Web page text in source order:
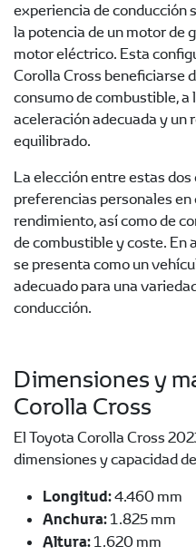
experiencia de conducción
la potencia de un motor de
motor eléctrico. Esta
Corolla Cross beneficiarse
consumo de combustible, a
aceleración adecuada y un
equilibrado.
La elección entre estas
preferencias personales
rendimiento, así como de
de combustible y coste. En
se presenta como un
adecuado para una
conducción.
Dimensiones y
Corolla Cross
El Toyota Corolla Cross
dimensiones y capacidad
Longitud:4.460 mm
Anchura:1.825 mm
Altura:1.620 mm